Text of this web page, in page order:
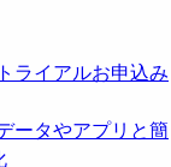
ライアルお申込み
ータやアプリと簡